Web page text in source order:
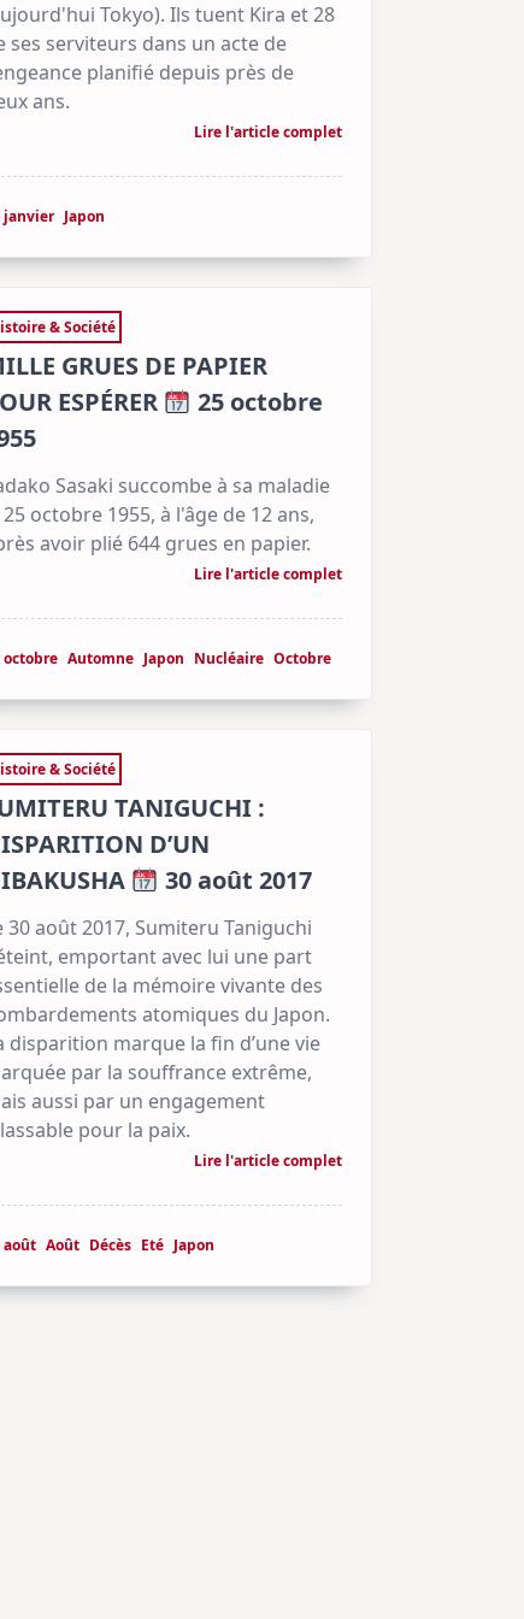
Tokyo). Ils tuent Kira et 28
ses serviteurs dans un acte de
planifié depuis près de
ans.
Lire l'article complet
janvier Japon
& Société
GRUES DE PAPIER
ESPÉRER
25 octobre
Sasaki succombe à sa maladie
25 octobre 1955, à l'âge de 12 ans,
avoir plié 644 grues en papier.
Lire l'article complet
octobre Automne Japon Nucléaire Octobre
& Société
TANIGUCHI :
D’UN
30 août 2017
30 août 2017, Sumiteru Taniguchi
emportant avec lui une part
de la mémoire vivante des
atomiques du Japon.
disparition marque la fin d’une vie
par la souffrance extrême,
aussi par un engagement
pour la paix.
Lire l'article complet
août Août Décès Eté Japon